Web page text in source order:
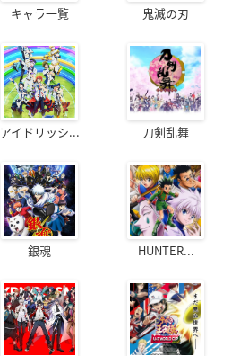
キャラ一覧 鬼滅の刃
アイドリッシ... 刀剣乱舞
銀魂 HUNTER...